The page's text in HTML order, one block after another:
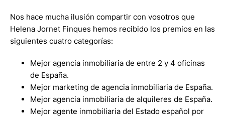
Nos hace mucha ilusión compartir con vosotros que
Helena Jornet Finques hemos recibido los premios en las
siguientes cuatro categorías:
Mejor agencia inmobiliaria de entre 2 y 4 oficinas
de España.
Mejor marketing de agencia inmobiliaria de España.
Mejor agencia inmobiliaria de alquileres de España.
Mejor agente inmobiliaria del Estado español por